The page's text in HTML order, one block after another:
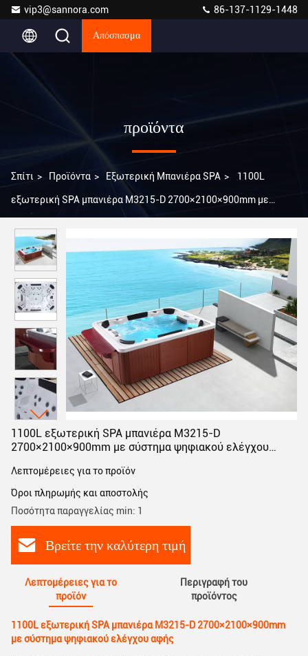
vip3@sannora.com 86-137-1129-1448
Απόσπασμα
προϊόντα
Σπίτι > Προϊόντα > Εξωτερική Μπανιέρα SPA > 1100L
εξωτερική SPA μπανιέρα M3215-D 2700×2100×900mm με
1100L εξωτερική SPA μπανιέρα M3215-D
2700×2100×900mm με σύστημα ψηφιακού ελέγχου
Λεπτομέρειες για το προϊόν
Όροι πληρωμής και αποστολής
Ποσότητα παραγγελίας min: 1
Βρείτε την καλύτερη τιμή
Λεπτομέρειες για το
προϊόν
Περιγραφή του
προϊόντος
1100L εξωτερική SPA μπανιέρα M3215-D 2700×2100×900mm
με σύστημα ψηφιακού ελέγχου αφής